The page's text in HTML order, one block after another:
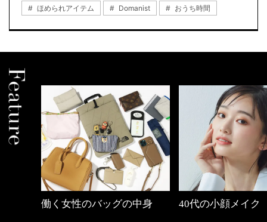
ほめられアイテム
Domanist おうち時間
40代の小顔メイク
【ワーママのきれ